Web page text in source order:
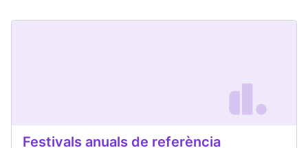
Festivals anuals de referència